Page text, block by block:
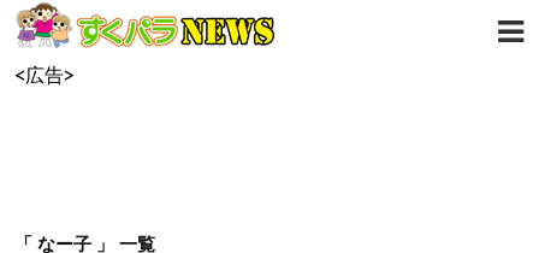
<広告>
「 なー子 」 一覧